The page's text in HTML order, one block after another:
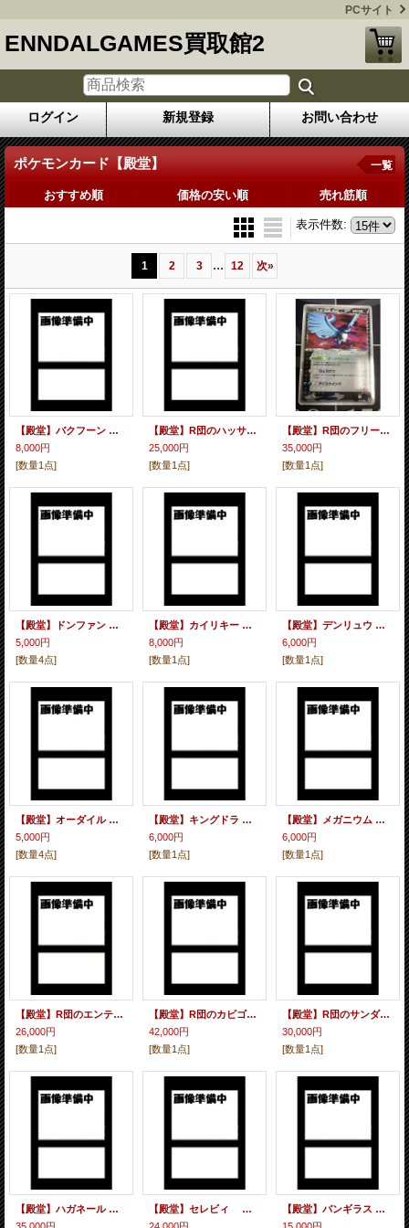
PCサイト
ENNDALGAMES買取館2
ログイン 新規登録 お問い合わせ
ポケモンカード【殿堂】 一覧
おすすめ順 価格の安い順 売れ筋順
表示件数:
1 2 3 ... 12 次»
【殿堂】バクフーン グレート ミラー
8,000円
[数量1点]
【殿堂】R団のハッサムex【R】
25,000円
[数量1点]
【殿堂】R団のフリーザーex【R】
35,000円
[数量1点]
【殿堂】ドンファン グレート ミラー
5,000円
[数量4点]
【殿堂】カイリキー グレート ミラー
8,000円
[数量1点]
【殿堂】デンリュウ グレート ミラー
6,000円
[数量1点]
【殿堂】オーダイル グレート ミラー
5,000円
[数量4点]
【殿堂】キングドラ グレート ミラー
6,000円
[数量1点]
【殿堂】メガニウム グレート ミラー
6,000円
[数量1点]
【殿堂】R団のエンテイex【R】
26,000円
[数量1点]
【殿堂】R団のカビゴンex【R】
42,000円
[数量1点]
【殿堂】R団のサンダ―ex【R】
30,000円
[数量1点]
【殿堂】ハガネール グレート ミラー
【殿堂】セレビィ グレート ミラー
【殿堂】バンギラス グレート